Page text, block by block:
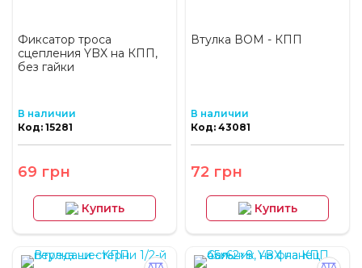
Фиксатор троса
сцепления YBX на КПП,
без гайки
В наличии
Код: 15281
69 грн
Купить
Втулка ВОМ - КПП
В наличии
Код: 43081
72 грн
Купить